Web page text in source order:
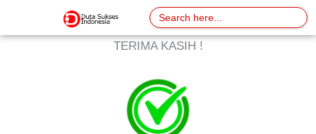
to
Search
for:
TERIMA KASIH !